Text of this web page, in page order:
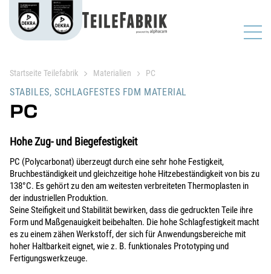
Startseite Teilefabrik Materialien PC
STABILES, SCHLAGFESTES FDM MATERIAL
PC
Hohe Zug- und Biegefestigkeit
PC (Polycarbonat) überzeugt durch eine sehr hohe Festigkeit,
Bruchbeständigkeit und gleichzeitige hohe Hitzebeständigkeit von bis zu
138°C. Es gehört zu den am weitesten verbreiteten Thermoplasten in
der industriellen Produktion.
Seine Steifigkeit und Stabilität bewirken, dass die gedruckten Teile ihre
Form und Maßgenauigkeit beibehalten. Die hohe Schlagfestigkeit macht
es zu einem zähen Werkstoff, der sich für Anwendungsbereiche mit
hoher Haltbarkeit eignet, wie z. B. funktionales Prototyping und
Fertigungswerkzeuge.